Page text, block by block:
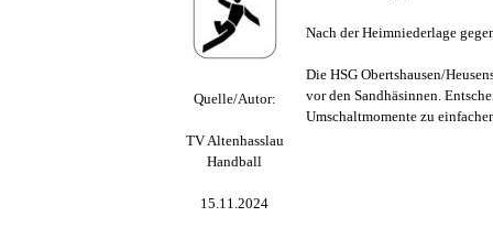
Quelle/Autor:
TV Altenhasslau
Handball
15.11.2024
Nach der Heimniederlage
Die HSG Obertshausen/
vor den Sandhäsinnen.
Umschaltmomente zu